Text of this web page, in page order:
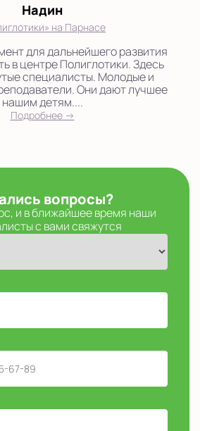
Надин
на Парнасе
для дальнейшего развития
в центре Полиглотики. Здесь
специалисты. Молодые и
Они дают лучшее
нашим детям....
Подробнее →
вопросы?
и в ближайшее время наши
с вами свяжутся